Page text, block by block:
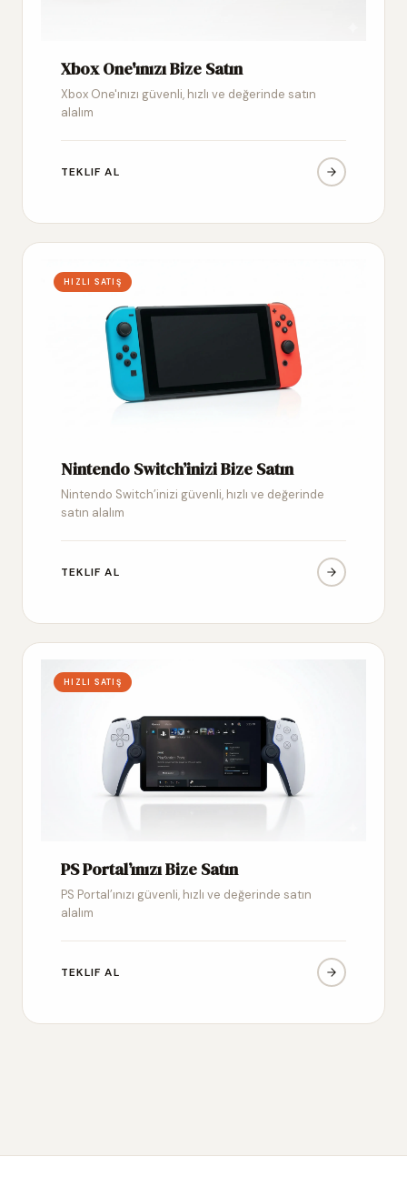
Xbox One'ınızı Bize Satın
Xbox One'ınızı güvenli, hızlı ve değerinde satın
alalım
TEKLIF AL
HIZLI SATIŞ
Nintendo Switch’inizi Bize Satın
Nintendo Switch’inizi güvenli, hızlı ve değerinde
satın alalım
TEKLIF AL
HIZLI SATIŞ
PS Portal’ınızı Bize Satın
PS Portal’ınızı güvenli, hızlı ve değerinde satın
alalım
TEKLIF AL